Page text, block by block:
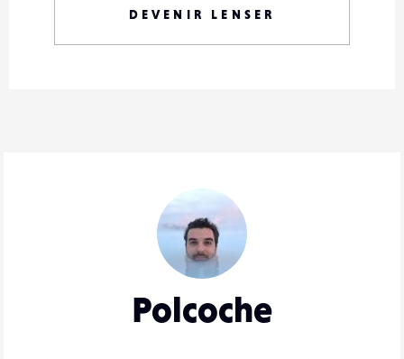
Polcoche
DEVENIR LENSER